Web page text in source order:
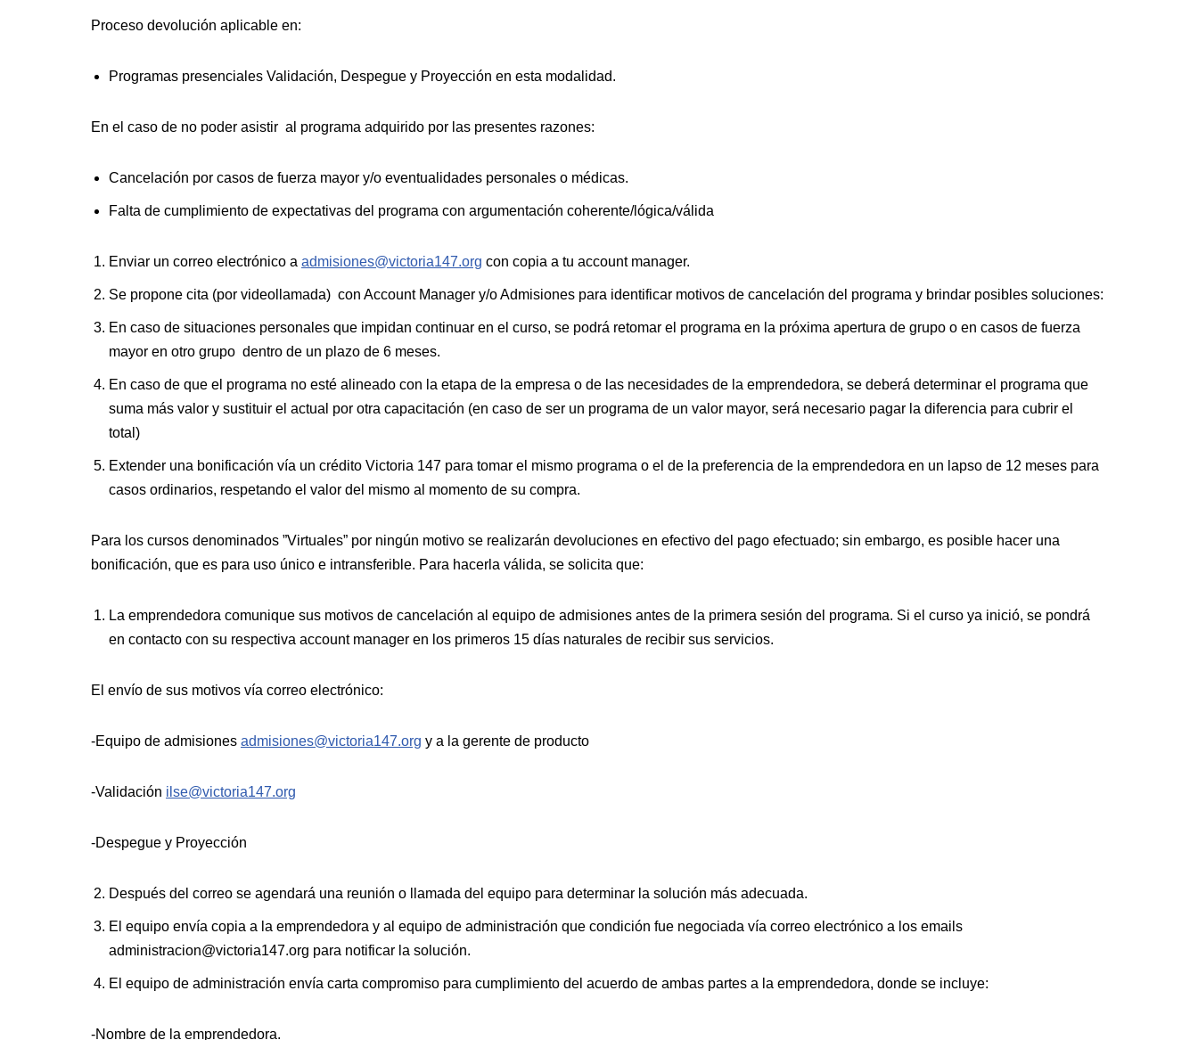
Proceso devolución aplicable en:
Programas presenciales Validación, Despegue y Proyección en esta modalidad.
En el caso de no poder asistir al programa adquirido por las presentes razones:
Cancelación por casos de fuerza mayor y/o eventualidades personales o médicas.
Falta de cumplimiento de expectativas del programa con argumentación coherente/lógica/válida
Enviar un correo electrónico a admisiones@victoria147.org con copia a tu account manager.
Se propone cita (por videollamada) con Account Manager y/o Admisiones para identificar motivos de cancelación del programa y brindar posibles soluciones:
En caso de situaciones personales que impidan continuar en el curso, se podrá retomar el programa en la próxima apertura de grupo o en casos de fuerza
mayor en otro grupo dentro de un plazo de 6 meses.
En caso de que el programa no esté alineado con la etapa de la empresa o de las necesidades de la emprendedora, se deberá determinar el programa que
suma más valor y sustituir el actual por otra capacitación (en caso de ser un programa de un valor mayor, será necesario pagar la diferencia para cubrir el
total)
Extender una bonificación vía un crédito Victoria 147 para tomar el mismo programa o el de la preferencia de la emprendedora en un lapso de 12 meses para
casos ordinarios, respetando el valor del mismo al momento de su compra.
Para los cursos denominados ”Virtuales” por ningún motivo se realizarán devoluciones en efectivo del pago efectuado; sin embargo, es posible hacer una
bonificación, que es para uso único e intransferible. Para hacerla válida, se solicita que:
La emprendedora comunique sus motivos de cancelación al equipo de admisiones antes de la primera sesión del programa. Si el curso ya inició, se pondrá
en contacto con su respectiva account manager en los primeros 15 días naturales de recibir sus servicios.
El envío de sus motivos vía correo electrónico:
-Equipo de admisiones admisiones@victoria147.org y a la gerente de producto
-Validación ilse@victoria147.org
-Despegue y Proyección
Después del correo se agendará una reunión o llamada del equipo para determinar la solución más adecuada.
El equipo envía copia a la emprendedora y al equipo de administración que condición fue negociada vía correo electrónico a los emails
administracion@victoria147.org para notificar la solución.
El equipo de administración envía carta compromiso para cumplimiento del acuerdo de ambas partes a la emprendedora, donde se incluye:
-Nombre de la emprendedora.